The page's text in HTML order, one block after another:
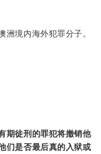
洲境内海外犯罪分子。
期徒刑的罪犯将撤销他
们是否最后真的入狱或